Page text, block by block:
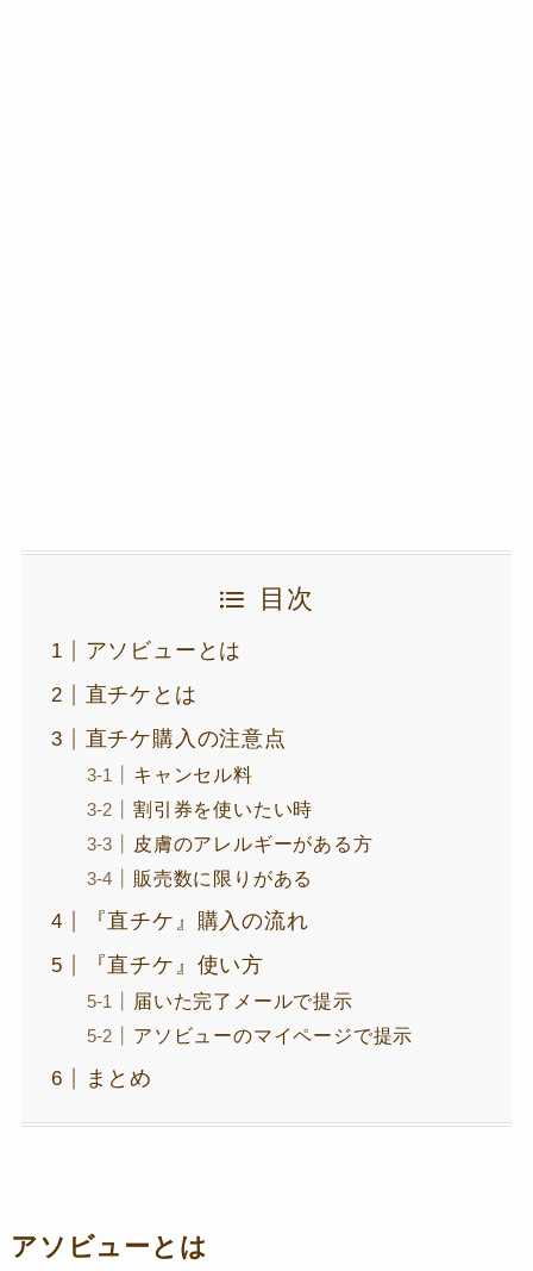
目次
アソビューとは
直チケとは
直チケ購入の注意点
キャンセル料
割引券を使いたい時
皮膚のアレルギーがある方
販売数に限りがある
『直チケ』購入の流れ
『直チケ』使い方
届いた完了メールで提示
アソビューのマイページで提示
まとめ
アソビューとは